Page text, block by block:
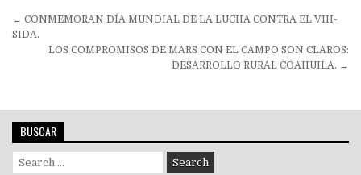
Navegación
de
entradas
← CONMEMORAN DÍA MUNDIAL DE LA LUCHA CONTRA EL VIH-
SIDA.
LOS COMPROMISOS DE MARS CON EL CAMPO SON CLAROS:
DESARROLLO RURAL COAHUILA. →
BUSCAR
Search